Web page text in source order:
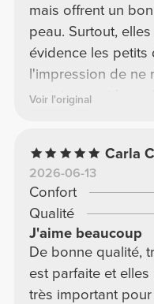
mais offrent un
peau. Surtout,
évidence les
l'impression de ne
certainement les
Voir l'original
Carla
2026-06-13
Confort
Qualité
J'aime beaucoup
De bonne qualité,
est parfaite et
très important